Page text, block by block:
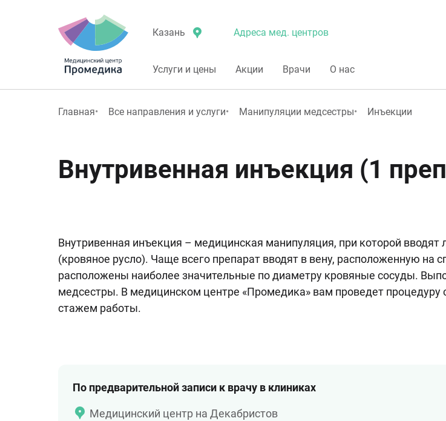
Казань Адреса мед. центров
Услуги и цены Акции Врачи О нас
Главная Все направления и услуги Манипуляции медсестры Инъекции
Внутривенная инъекция (1
Внутривенная инъекция – медицинская манипуляция, при которой
(кровяное русло). Чаще всего препарат вводят в вену, расположенную на
расположены наиболее значительные по диаметру кровяные сосуды.
медсестры. В медицинском центре «Промедика» вам проведет
стажем работы.
По предварительной записи к врачу в клиниках
Медицинский центр на Декабристов